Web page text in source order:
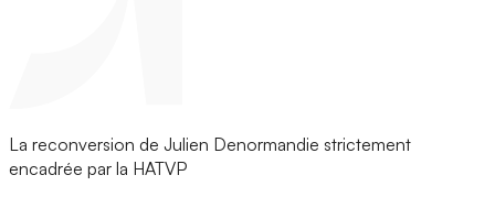
La reconversion de Julien Denormandie strictement
encadrée par la HATVP